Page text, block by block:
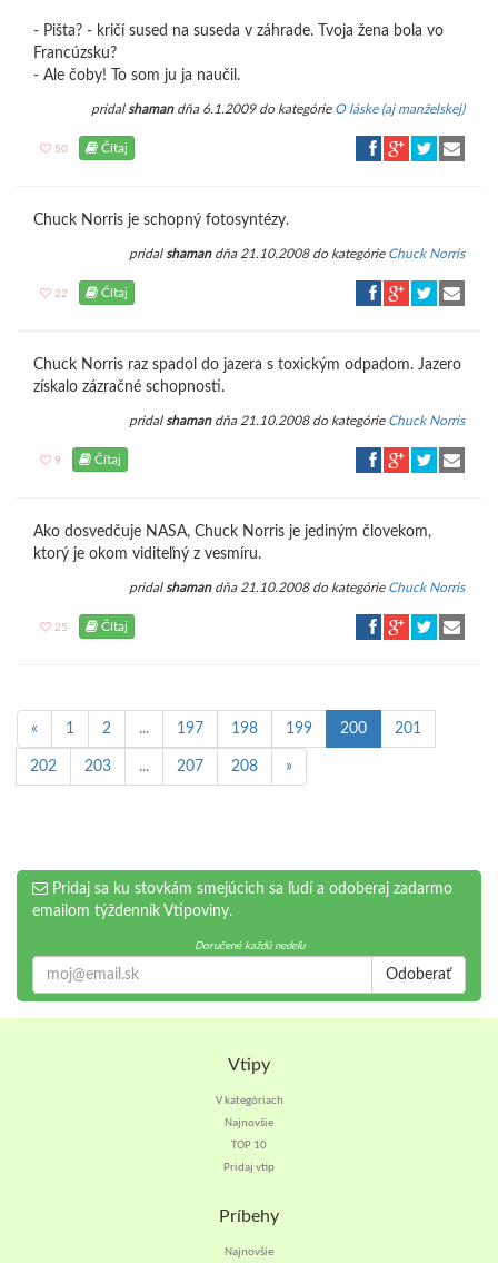
- Pišta? - kričí sused na suseda v záhrade. Tvoja žena bola vo
Francúzsku?
- Ale čoby! To som ju ja naučil.
pridal shamandňa 6.1.2009 do kategórie O láske (aj manželskej)
50 Čítaj
Chuck Norris je schopný fotosyntézy.
pridal shamandňa 21.10.2008 do kategórie Chuck Norris
22 Čítaj
Chuck Norris raz spadol do jazera s toxickým odpadom. Jazero
získalo zázračné schopnosti.
pridal shamandňa 21.10.2008 do kategórie Chuck Norris
9 Čítaj
Ako dosvedčuje NASA, Chuck Norris je jediným človekom,
ktorý je okom viditeľný z vesmíru.
pridal shamandňa 21.10.2008 do kategórie Chuck Norris
25 Čítaj
« 1 2 ... 197 198 199 200 201
202 203 ... 207 208 »
Pridaj sa ku stovkám smejúcich sa ľudí a odoberaj zadarmo
emailom týždenník Vtipoviny.
Doručené každú nedeľu
Odoberať
Vtipy
V kategóriach
Najnovšie
TOP 10
Pridaj vtip
Príbehy
Najnovšie